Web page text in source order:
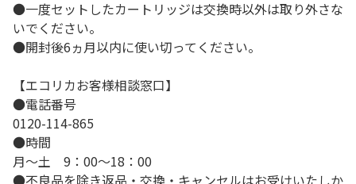
●一度セットしたカートリッジは交換時以外は取り外さな
いでください。
●開封後6ヵ月以内に使い切ってください。
【エコリカお客様相談窓口】
●電話番号
0120-114-865
●時間
月～土 9：00～18：00
●不良品を除き返品・交換・キャンセルはお受けいたしか